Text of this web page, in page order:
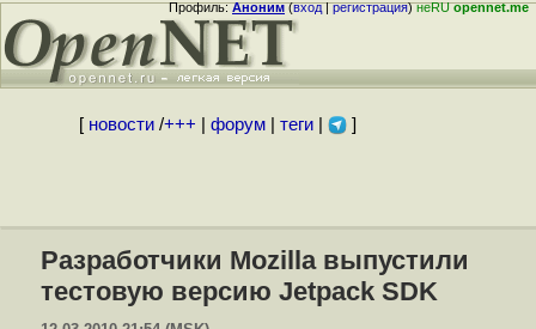
Профиль:Аноним(вход|регистрация)неRUopennet.me
[ новости/+++ форум| теги| ]
Разработчики Mozilla выпустили
тестовую версию Jetpack SDK